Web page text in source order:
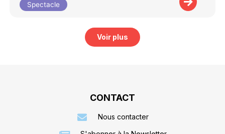
Spectacle
Voir plus
CONTACT
Nous contacter